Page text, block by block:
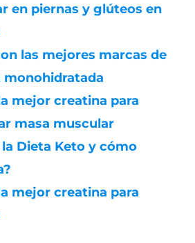
en piernas y glúteos en
las mejores marcas de
monohidratada
mejor creatina para
masa muscular
la Dieta Keto y cómo
mejor creatina para